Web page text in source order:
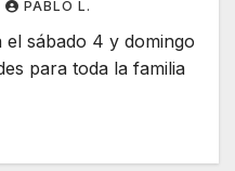
PABLO L.
el sábado 4 y domingo
para toda la familia